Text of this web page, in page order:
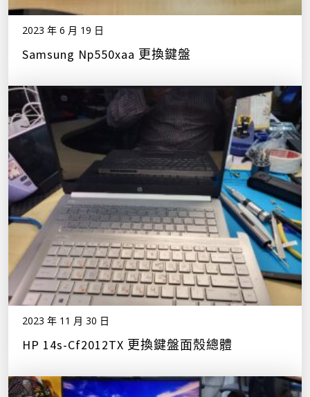
2023 年 6 月 19 日
Samsung Np550xaa 更換鍵盤
2023 年 11 月 30 日
HP 14s-Cf2012TX 更換鍵盤面殼總體